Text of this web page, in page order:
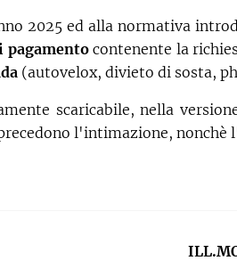
2025 ed alla normativa
pagamentocontenente la
(autovelox, divieto di sosta,
scaricabile, nella
l'intimazione, nonchè